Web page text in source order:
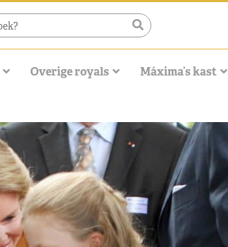
Overige royals Máxima’s kast